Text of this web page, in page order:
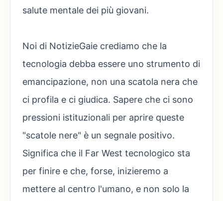
salute mentale dei più giovani.
Noi di NotizieGaie crediamo che la
tecnologia debba essere uno strumento di
emancipazione, non una scatola nera che
ci profila e ci giudica. Sapere che ci sono
pressioni istituzionali per aprire queste
"scatole nere" è un segnale positivo.
Significa che il Far West tecnologico sta
per finire e che, forse, inizieremo a
mettere al centro l'umano, e non solo la